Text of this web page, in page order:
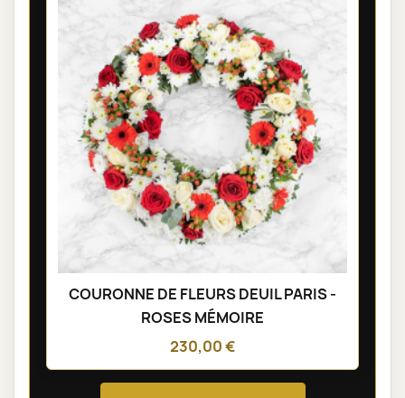
COURONNE DE FLEURS DEUIL PARIS -
ROSES MÉMOIRE
230,00 €